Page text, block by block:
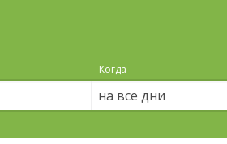
Когда
на все дни